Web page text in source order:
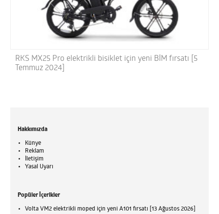
RKS MX25 Pro elektrikli bisiklet için yeni BİM fırsatı [5
Temmuz 2024]
Hakkımızda
Künye
Reklam
İletişim
Yasal Uyarı
Popüler İçerikler
Volta VM2 elektrikli moped için yeni A101 fırsatı [13 Ağustos 2026]